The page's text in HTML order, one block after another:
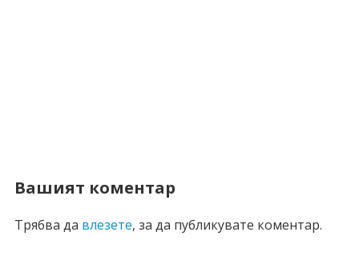
Вашият коментар
Трябва да влезете, за да публикувате коментар.